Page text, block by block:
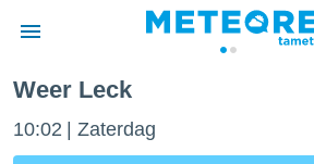
Weer Leck
10:02 Zaterdag